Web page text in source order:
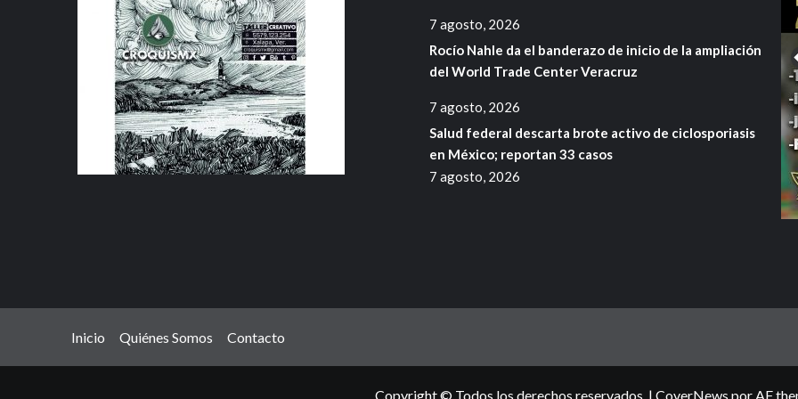
7 agosto, 2026
Rocío Nahle da el banderazo de inicio de la ampliación
del World Trade Center Veracruz
7 agosto, 2026
Salud federal descarta brote activo de ciclosporiasis
en México; reportan 33 casos
7 agosto, 2026
Inicio Quiénes Somos Contacto
Copyright © Todos los derechos reservados. | CoverNews por AF